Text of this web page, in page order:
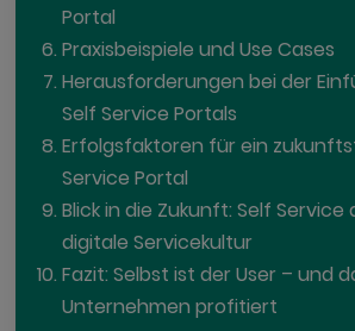
Portal
Praxisbeispiele und Use Cases
Herausforderungen bei der
Self Service Portals
Erfolgsfaktoren für ein
Service Portal
Blick in die Zukunft: Self Service
digitale Servicekultur
Fazit: Selbst ist der User – und
Unternehmen profitiert